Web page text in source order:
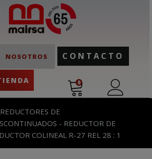
NOSOTROS CONTACTO
0
REDUCTORES DE
- REDUCTOR DE
COLINEAL R-27 REL 28 : 1